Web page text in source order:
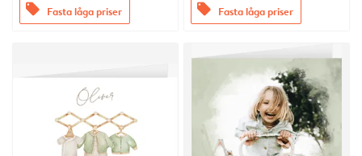
offers Fasta låga priser offers Fasta låga priser